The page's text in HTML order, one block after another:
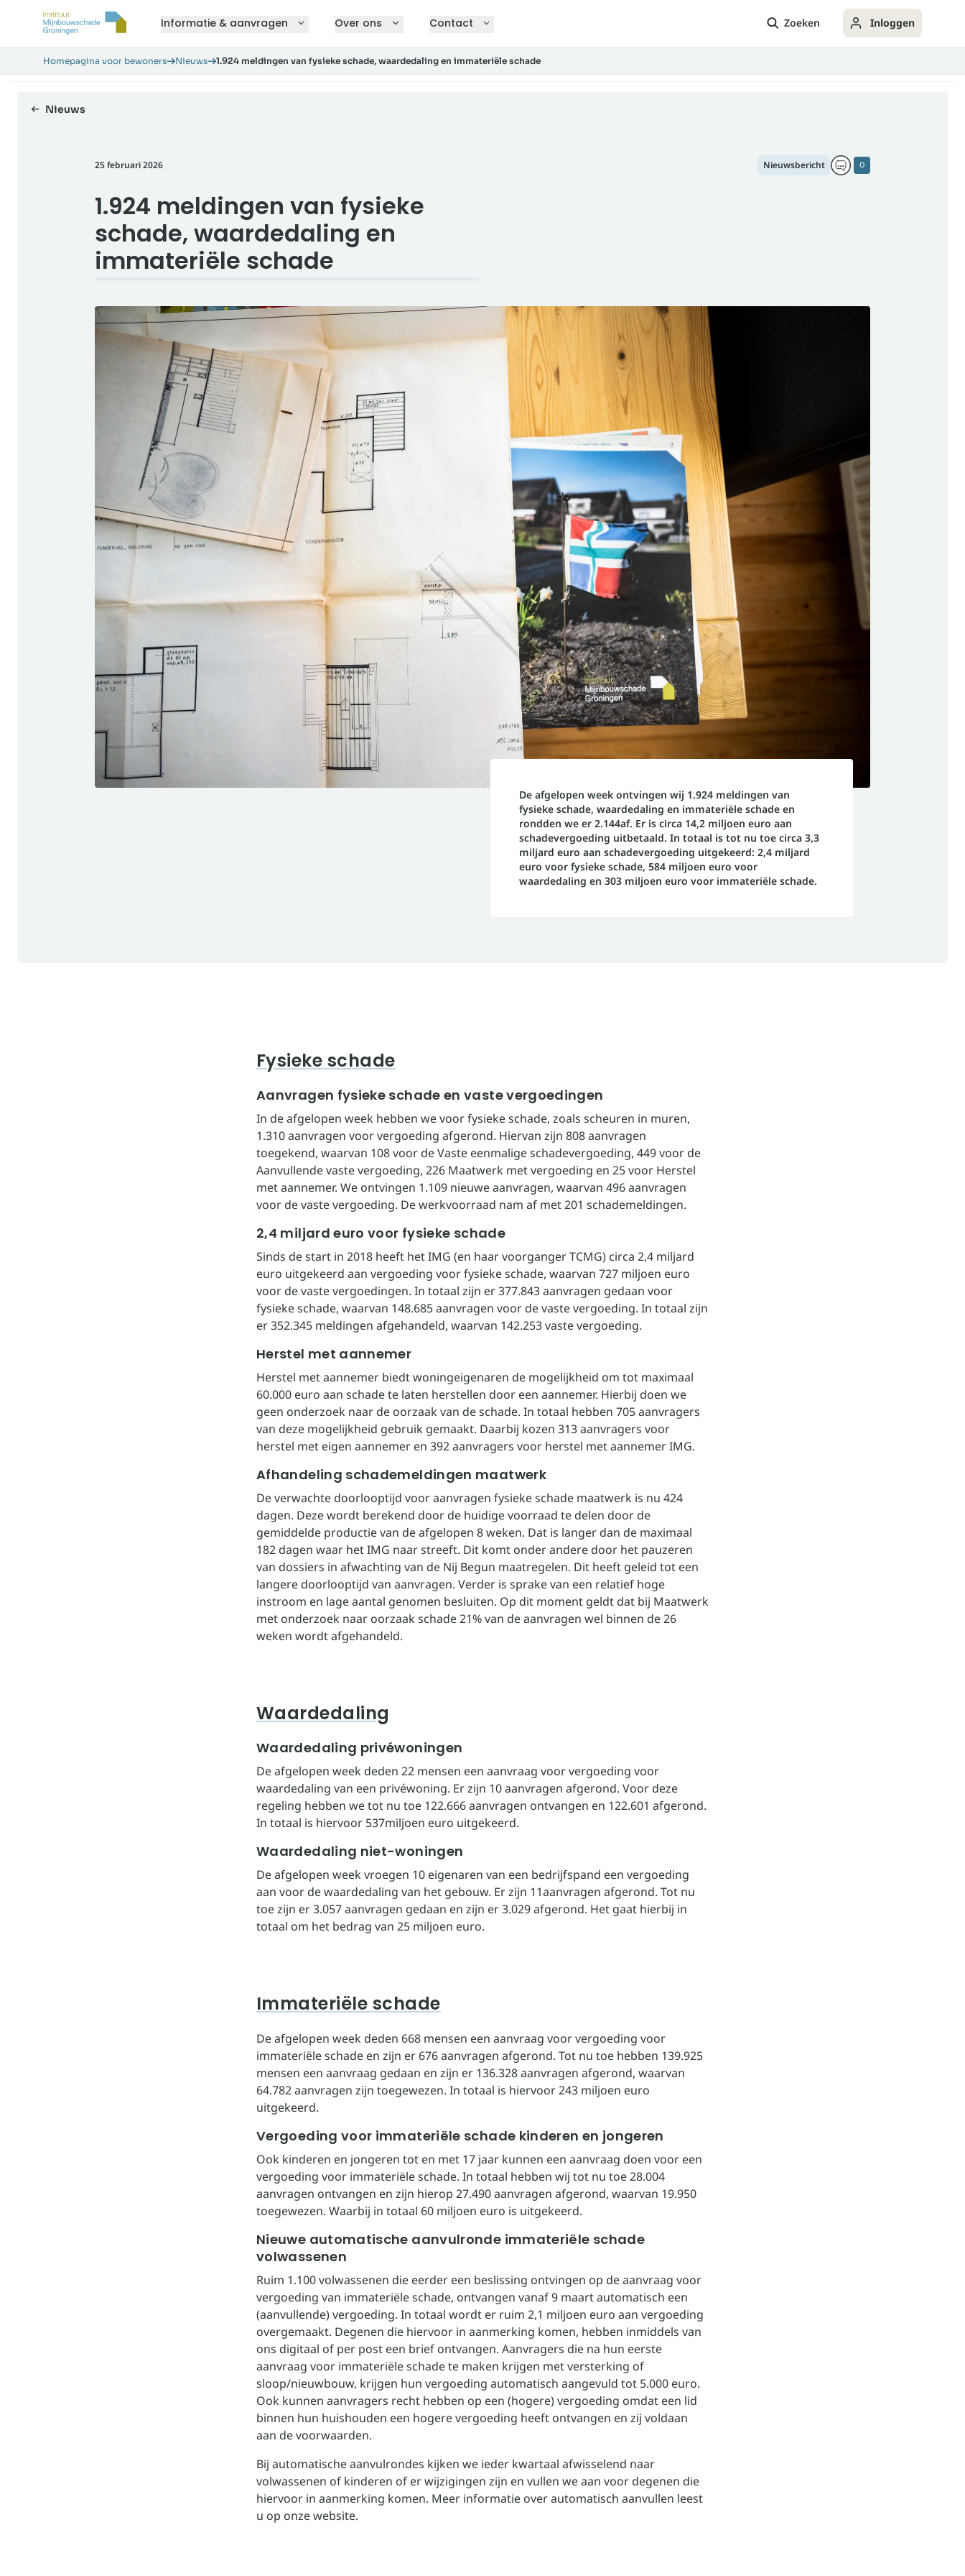
Informatie & aanvragen Over ons Contact Zoeken Inloggen
Homepagina voor bewoners Nieuws 1.924 meldingen van fysieke schade, waardedaling en immateriële schade
Nieuws
25 februari 2026
1.924 meldingen van fysieke
schade, waardedaling en
immateriële schade
0
Nieuwsbericht
De afgelopen week ontvingen wij 1.924 meldingen van
fysieke schade, waardedaling en immateriële schade en
rondden we er 2.144af. Er is circa 14,2 miljoen euro aan
schadevergoeding uitbetaald. In totaal is tot nu toe circa 3,3
miljard euro aan schadevergoeding uitgekeerd: 2,4 miljard
euro voor fysieke schade, 584 miljoen euro voor
waardedaling en 303 miljoen euro voor immateriële schade.
Fysieke schade
Aanvragen fysieke schade en vaste vergoedingen
In de afgelopen week hebben we voor fysieke schade, zoals scheuren in muren,
1.310 aanvragen voor vergoeding afgerond. Hiervan zijn 808 aanvragen
toegekend, waarvan 108 voor de Vaste eenmalige schadevergoeding, 449 voor de
Aanvullende vaste vergoeding, 226 Maatwerk met vergoeding en 25 voor Herstel
met aannemer. We ontvingen 1.109 nieuwe aanvragen, waarvan 496 aanvragen
voor de vaste vergoeding. De werkvoorraad nam af met 201 schademeldingen.
2,4 miljard euro voor fysieke schade
Sinds de start in 2018 heeft het IMG (en haar voorganger TCMG) circa 2,4 miljard
euro uitgekeerd aan vergoeding voor fysieke schade, waarvan 727 miljoen euro
voor de vaste vergoedingen. In totaal zijn er 377.843 aanvragen gedaan voor
fysieke schade, waarvan 148.685 aanvragen voor de vaste vergoeding. In totaal zijn
er 352.345 meldingen afgehandeld, waarvan 142.253 vaste vergoeding.
Herstel met aannemer
Herstel met aannemer biedt woningeigenaren de mogelijkheid om tot maximaal
60.000 euro aan schade te laten herstellen door een aannemer. Hierbij doen we
geen onderzoek naar de oorzaak van de schade. In totaal hebben 705 aanvragers
van deze mogelijkheid gebruik gemaakt. Daarbij kozen 313 aanvragers voor
herstel met eigen aannemer en 392 aanvragers voor herstel met aannemer IMG.
Afhandeling schademeldingen maatwerk
De verwachte doorlooptijd voor aanvragen fysieke schade maatwerk is nu 424
dagen. Deze wordt berekend door de huidige voorraad te delen door de
gemiddelde productie van de afgelopen 8 weken. Dat is langer dan de maximaal
182 dagen waar het IMG naar streeft. Dit komt onder andere door het pauzeren
van dossiers in afwachting van de Nij Begun maatregelen. Dit heeft geleid tot een
langere doorlooptijd van aanvragen. Verder is sprake van een relatief hoge
instroom en lage aantal genomen besluiten. Op dit moment geldt dat bij Maatwerk
met onderzoek naar oorzaak schade 21% van de aanvragen wel binnen de 26
weken wordt afgehandeld.
Waardedaling
Waardedaling privéwoningen
De afgelopen week deden 22 mensen een aanvraag voor vergoeding voor
waardedaling van een privéwoning. Er zijn 10 aanvragen afgerond. Voor deze
regeling hebben we tot nu toe 122.666 aanvragen ontvangen en 122.601 afgerond.
In totaal is hiervoor 537miljoen euro uitgekeerd.
Waardedaling niet-woningen
De afgelopen week vroegen 10 eigenaren van een bedrijfspand een vergoeding
aan voor de waardedaling van het gebouw. Er zijn 11aanvragen afgerond. Tot nu
toe zijn er 3.057 aanvragen gedaan en zijn er 3.029 afgerond. Het gaat hierbij in
totaal om het bedrag van 25 miljoen euro.
Immateriële schade
De afgelopen week deden 668 mensen een aanvraag voor vergoeding voor
immateriële schade en zijn er 676 aanvragen afgerond. Tot nu toe hebben 139.925
mensen een aanvraag gedaan en zijn er 136.328 aanvragen afgerond, waarvan
64.782 aanvragen zijn toegewezen. In totaal is hiervoor 243 miljoen euro
uitgekeerd.
Vergoeding voor immateriële schade kinderen en jongeren
Ook kinderen en jongeren tot en met 17 jaar kunnen een aanvraag doen voor een
vergoeding voor immateriële schade. In totaal hebben wij tot nu toe 28.004
aanvragen ontvangen en zijn hierop 27.490 aanvragen afgerond, waarvan 19.950
toegewezen. Waarbij in totaal 60 miljoen euro is uitgekeerd.
Nieuwe automatische aanvulronde immateriële schade
volwassenen
Ruim 1.100 volwassenen die eerder een beslissing ontvingen op de aanvraag voor
vergoeding van immateriële schade, ontvangen vanaf 9 maart automatisch een
(aanvullende) vergoeding. In totaal wordt er ruim 2,1 miljoen euro aan vergoeding
overgemaakt. Degenen die hiervoor in aanmerking komen, hebben inmiddels van
ons digitaal of per post een brief ontvangen. Aanvragers die na hun eerste
aanvraag voor immateriële schade te maken krijgen met versterking of
sloop/nieuwbouw, krijgen hun vergoeding automatisch aangevuld tot 5.000 euro.
Ook kunnen aanvragers recht hebben op een (hogere) vergoeding omdat een lid
binnen hun huishouden een hogere vergoeding heeft ontvangen en zij voldaan
aan de voorwaarden.
Bij automatische aanvulrondes kijken we ieder kwartaal afwisselend naar
volwassenen of kinderen of er wijzigingen zijn en vullen we aan voor degenen die
hiervoor in aanmerking komen. Meer informatie over automatisch aanvullen leest
u op onze website.